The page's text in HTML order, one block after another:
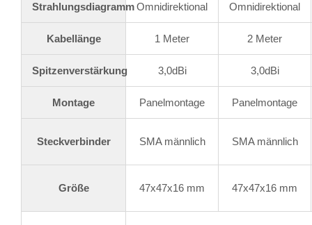
StrahlungsdiagrammOmnidirektional Omnidirektional
Kabellänge 1 Meter 2 Meter
Spitzenverstärkung 3,0dBi 3,0dBi
Montage Panelmontage Panelmontage
Steckverbinder SMA männlich SMA männlich
Größe 47x47x16 mm 47x47x16 mm